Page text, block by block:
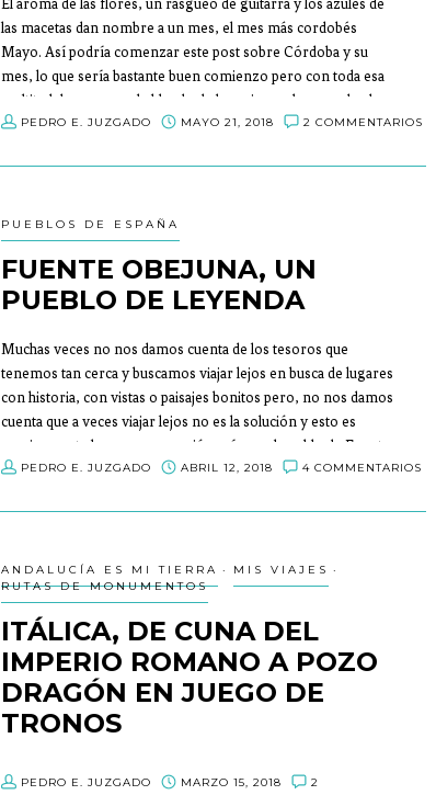
El aroma de las flores, un rasgueo de guitarra y los azules de
las macetas dan nombre a un mes, el mes más cordobés
Mayo. Así podría comenzar este post sobre Córdoba y su
mes, lo que sería bastante buen comienzo pero con toda esa
multitud de personas hablando de los mismos lugares desde
Turviaje quiero daros un puntito de vista de mi Córdoba un
PEDRO E. JUZGADO MAYO 21, 2018 2 COMMENTARIOS
PUEBLOS DE ESPAÑA
FUENTE OBEJUNA, UN
PUEBLO DE LEYENDA
Muchas veces no nos damos cuenta de los tesoros que
tenemos tan cerca y buscamos viajar lejos en busca de lugares
con historia, con vistas o paisajes bonitos pero, no nos damos
cuenta que a veces viajar lejos no es la solución y esto es
precisamente lo que me ocurrió a mí con el pueblo de Fuente
Obejuna.
PEDRO E. JUZGADO ABRIL 12, 2018 4 COMMENTARIOS
ANDALUCÍA ES MI TIERRA
MIS VIAJES
RUTAS DE MONUMENTOS
ITÁLICA, DE CUNA DEL
IMPERIO ROMANO A POZO
DRAGÓN EN JUEGO DE
TRONOS
¿Sabéis esa sensación de querer ir a un lugar desde que eres
PEDRO E. JUZGADO MARZO 15, 2018 2